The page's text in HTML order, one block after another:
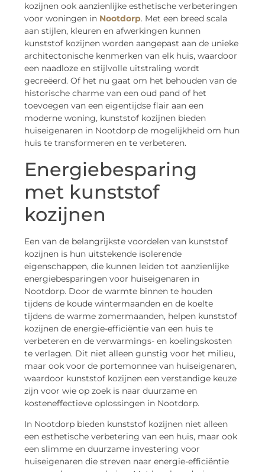
kozijnen ook aanzienlijke esthetische verbeteringen
voor woningen in Nootdorp. Met een breed scala
aan stijlen, kleuren en afwerkingen kunnen
kunststof kozijnen worden aangepast aan de unieke
architectonische kenmerken van elk huis, waardoor
een naadloze en stijlvolle uitstraling wordt
gecreëerd. Of het nu gaat om het behouden van de
historische charme van een oud pand of het
toevoegen van een eigentijdse flair aan een
moderne woning, kunststof kozijnen bieden
huiseigenaren in Nootdorp de mogelijkheid om hun
huis te transformeren en te verbeteren.
Energiebesparing
met kunststof
kozijnen
Een van de belangrijkste voordelen van kunststof
kozijnen is hun uitstekende isolerende
eigenschappen, die kunnen leiden tot aanzienlijke
energiebesparingen voor huiseigenaren in
Nootdorp. Door de warmte binnen te houden
tijdens de koude wintermaanden en de koelte
tijdens de warme zomermaanden, helpen kunststof
kozijnen de energie-efficiëntie van een huis te
verbeteren en de verwarmings- en koelingskosten
te verlagen. Dit niet alleen gunstig voor het milieu,
maar ook voor de portemonnee van huiseigenaren,
waardoor kunststof kozijnen een verstandige keuze
zijn voor wie op zoek is naar duurzame en
kosteneffectieve oplossingen in Nootdorp.
In Nootdorp bieden kunststof kozijnen niet alleen
een esthetische verbetering van een huis, maar ook
een slimme en duurzame investering voor
huiseigenaren die streven naar energie-efficiëntie